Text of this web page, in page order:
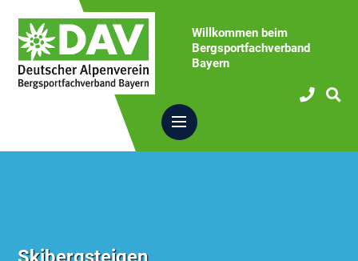
Willkommen beim
Bergsportfachverband
Bayern